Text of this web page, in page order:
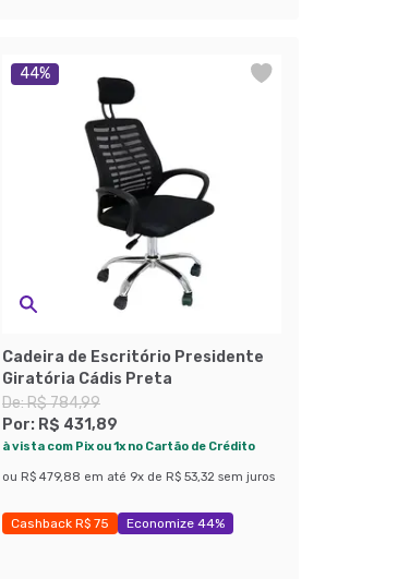
44%
Cadeira de Escritório Presidente
Giratória Cádis Preta
De:R$ 784,99
Por: R$ 431,89
à vista com Pix ou 1x no Cartão de Crédito
ou R$ 479,88 em até 9x de R$ 53,32 sem juros
Cashback R$ 75 Economize 44%